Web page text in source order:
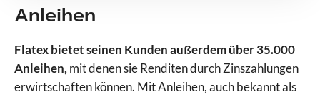
Anleihen
Flatex bietet seinen Kunden außerdem über 35.000
Anleihen, mit denen sie Renditen durch Zinszahlungen
erwirtschaften können. Mit Anleihen, auch bekannt als